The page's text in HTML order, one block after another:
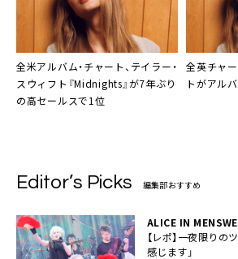
全米アルバム・チャート、 テイラー・
スウィフト 『Midnights』が7年ぶり
の高セールスで1位
全英チャー
トがアル
Editor’s Picks 編集部おすすめ
ALICE IN
【レポ】一夜限りの
感じます」